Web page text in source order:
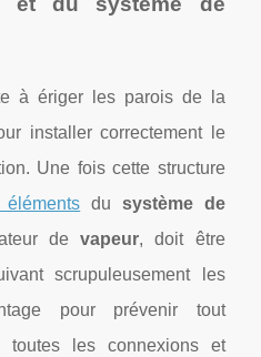
à ériger les parois de la
installer correctement le
Une fois cette structure
éléments du système de
devapeur, doit être
scrupuleusement les
pour prévenir tout
toutes les connexions et